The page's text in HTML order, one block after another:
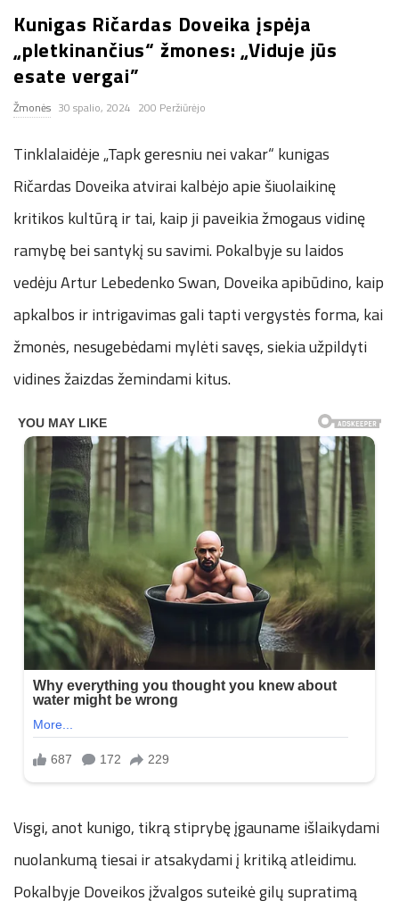
n
.
n
e
t
Kunigas Ričardas Doveika įspėja
„pletkinančius“ žmones: „Viduje jūs
esate vergai”
Žmonės 30 spalio, 2024 200 Peržiūrėjo
Tinklalaidėje „Tapk geresniu nei vakar“ kunigas
Ričardas Doveika atvirai kalbėjo apie šiuolaikinę
kritikos kultūrą ir tai, kaip ji paveikia žmogaus vidinę
ramybę bei santykį su savimi. Pokalbyje su laidos
vedėju Artur Lebedenko Swan, Doveika apibūdino, kaip
apkalbos ir intrigavimas gali tapti vergystės forma, kai
žmonės, nesugebėdami mylėti savęs, siekia užpildyti
vidines žaizdas žemindami kitus.
Visgi, anot kunigo, tikrą stiprybę įgauname išlaikydami
nuolankumą tiesai ir atsakydami į kritiką atleidimu.
Pokalbyje Doveikos įžvalgos suteikė gilų supratimą